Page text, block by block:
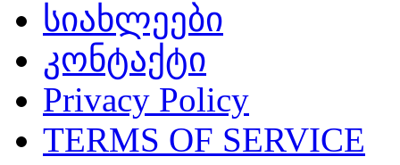
სიახლეები
კონტაქტი
Privacy Policy
TERMS OF SERVICE